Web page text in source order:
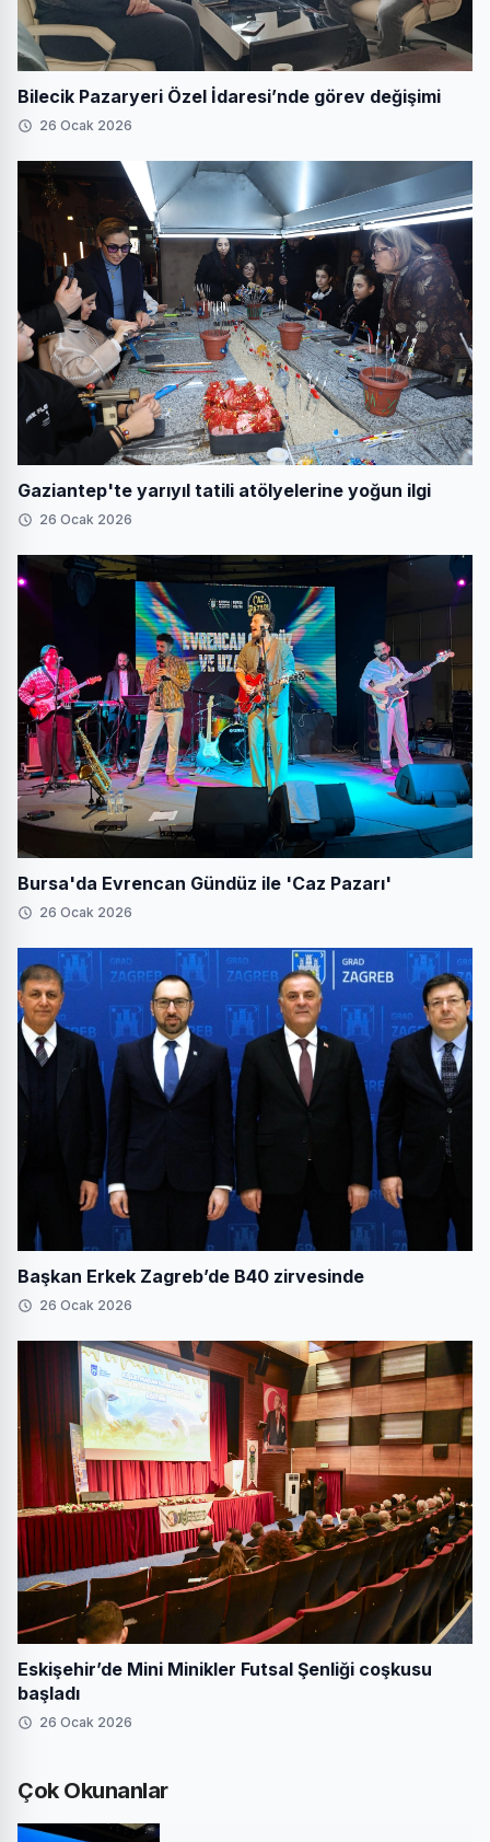
Bilecik Pazaryeri Özel İdaresi’nde görev değişimi
26 Ocak 2026
Gaziantep'te yarıyıl tatili atölyelerine yoğun ilgi
26 Ocak 2026
Bursa'da Evrencan Gündüz ile 'Caz Pazarı'
26 Ocak 2026
Başkan Erkek Zagreb’de B40 zirvesinde
26 Ocak 2026
Eskişehir’de Mini Minikler Futsal Şenliği coşkusu
başladı
26 Ocak 2026
Çok Okunanlar